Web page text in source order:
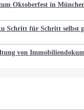
Oktoberfest in
Schritt für Schritt selbst
von